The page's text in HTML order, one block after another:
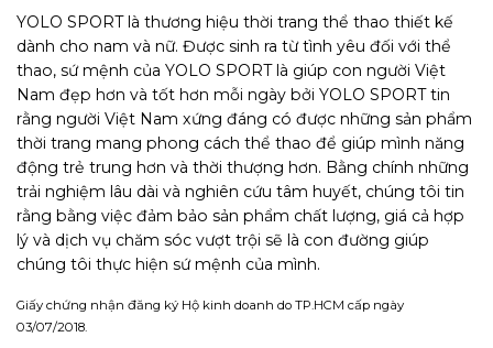
YOLO SPORT là thương hiệu thời trang thể thao thiết kế
dành cho nam và nữ. Được sinh ra từ tình yêu đối với thể
thao, sứ mệnh của YOLO SPORT là giúp con người Việt
Nam đẹp hơn và tốt hơn mỗi ngày bởi YOLO SPORT tin
rằng người Việt Nam xứng đáng có được những sản phẩm
thời trang mang phong cách thể thao để giúp mình năng
động trẻ trung hơn và thời thượng hơn. Bằng chính những
trải nghiệm lâu dài và nghiên cứu tâm huyết, chúng tôi tin
rằng bằng việc đảm bảo sản phẩm chất lượng, giá cả hợp
lý và dịch vụ chăm sóc vượt trội sẽ là con đường giúp
chúng tôi thực hiện sứ mệnh của mình.
Giấy chứng nhận đăng ký Hộ kinh doanh do TP.HCM cấp ngày
03/07/2018.